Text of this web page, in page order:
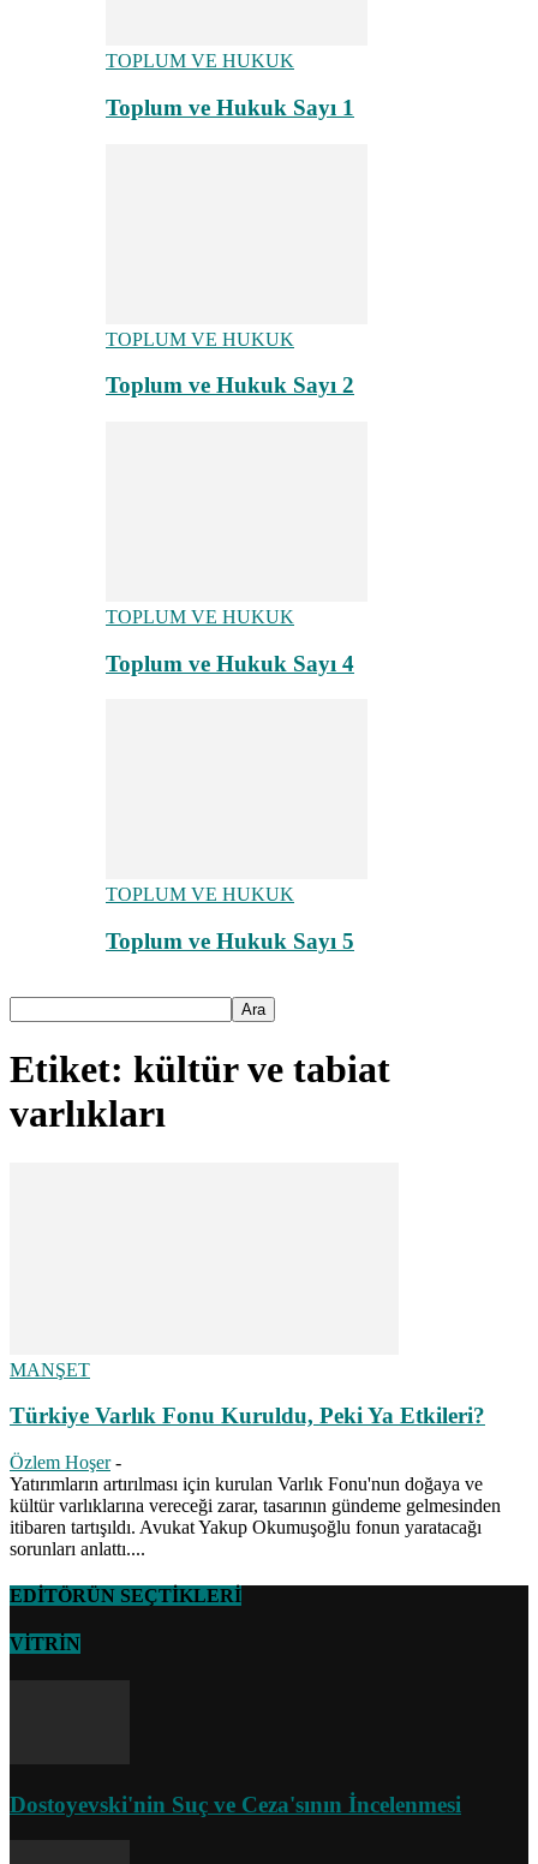
TOPLUM VE HUKUK
Toplum ve Hukuk Sayı 1
TOPLUM VE HUKUK
Toplum ve Hukuk Sayı 2
TOPLUM VE HUKUK
Toplum ve Hukuk Sayı 4
TOPLUM VE HUKUK
Toplum ve Hukuk Sayı 5
Etiket: kültür ve tabiat
varlıkları
MANŞET
Türkiye Varlık Fonu Kuruldu, Peki Ya Etkileri?
Özlem Hoşer -
Yatırımların artırılması için kurulan Varlık Fonu'nun doğaya ve
kültür varlıklarına vereceği zarar, tasarının gündeme gelmesinden
itibaren tartışıldı. Avukat Yakup Okumuşoğlu fonun yaratacağı
sorunları anlattı....
EDİTÖRÜN SEÇTİKLERİ
VİTRİN
Dostoyevski'nin Suç ve Ceza'sının İncelenmesi